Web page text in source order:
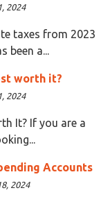
2024
taxes from 2023
been a...
worth it?
2024
It? If you are a
Accounts
2024